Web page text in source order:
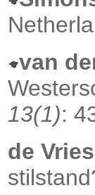
van
13(1):
de